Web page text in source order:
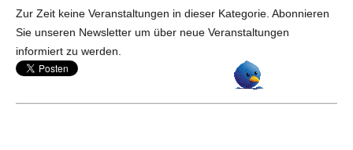
Zur Zeit keine Veranstaltungen in dieser Kategorie. Abonnieren
Sie unseren Newsletter um über neue Veranstaltungen
informiert zu werden.